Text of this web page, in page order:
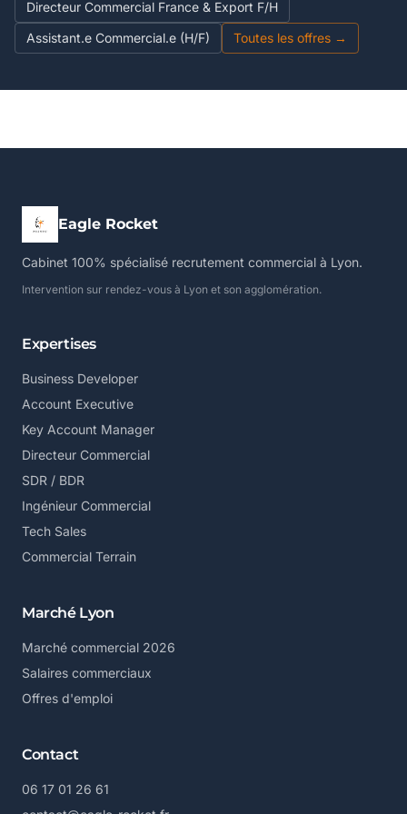
Directeur Commercial France & Export F/H
Assistant.e Commercial.e (H/F)
Toutes les offres →
Eagle Rocket
Cabinet 100% spécialisé recrutement commercial à Lyon.
Intervention sur rendez-vous à Lyon et son agglomération.
Expertises
Business Developer
Account Executive
Key Account Manager
Directeur Commercial
SDR / BDR
Ingénieur Commercial
Tech Sales
Commercial Terrain
Marché Lyon
Marché commercial 2026
Salaires commerciaux
Offres d'emploi
Contact
06 17 01 26 61